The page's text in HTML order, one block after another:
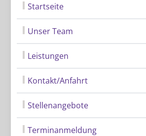
Startseite
Unser Team
Leistungen
Kontakt/Anfahrt
Stellenangebote
Terminanmeldung